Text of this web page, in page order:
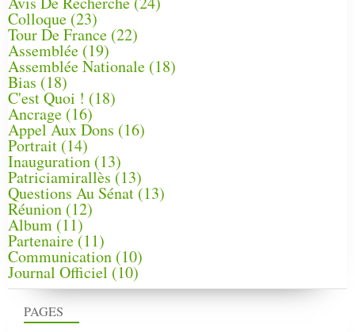
PAGES
Colloque (23)
Tour De France (22)
Assemblée (19)
Assemblée Nationale (18)
Bias (18)
C'est Quoi ! (18)
Ancrage (16)
Appel Aux Dons (16)
Portrait (14)
Inauguration (13)
Patriciamirallès (13)
Questions Au Sénat(13)
Réunion (12)
Album (11)
Partenaire(11)
Communication (10)
Journal Officiel (10)